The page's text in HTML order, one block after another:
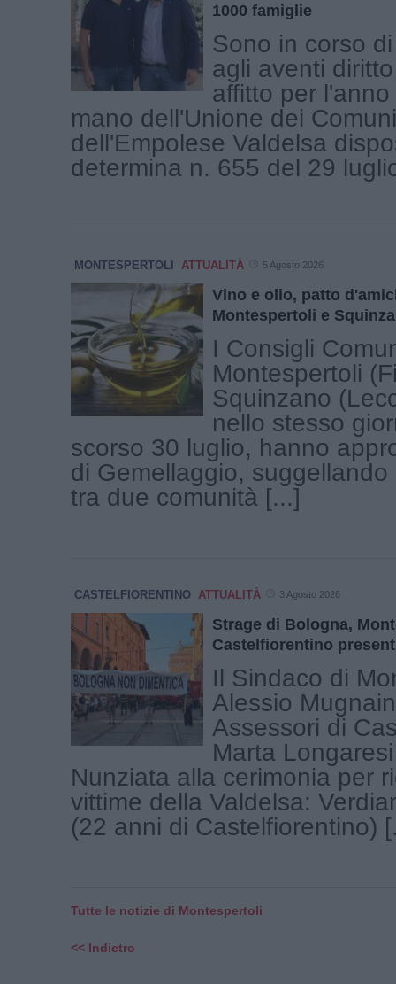
1000 famiglie
Sono in corso
agli aventi
affitto per
mano dell'Unione dei
dell'Empolese Valdelsa
determina n. 655 del 29
MONTESPERTOLI ATTUALITÀ 5 Agosto 2026
Vino e olio, patto
Montespertoli e
I Consigli
Montespertoli
Squinzano
nello stesso
scorso 30 luglio, hanno
di Gemellaggio,
tra due comunità [...]
CASTELFIORENTINO ATTUALITÀ 3 Agosto 2026
Strage di Bologna,
Castelfiorentino
Il Sindaco di
Alessio
Assessori di
Marta
Nunziata alla cerimonia per
vittime della Valdelsa:
(22 anni di Castelfiorentino)
Tutte le notizie di Montespertoli
<< Indietro